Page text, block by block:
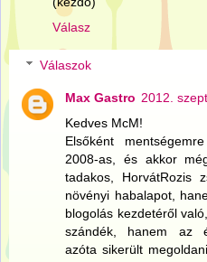
Válasz
Válaszok
Max Gastro 2012.
Kedves McM!
Elsőként
2008-as, és akkor
tadakos, HorvátRozis
növényi habalapot,
blogolás kezdetéről
szándék, hanem az
azóta sikerült